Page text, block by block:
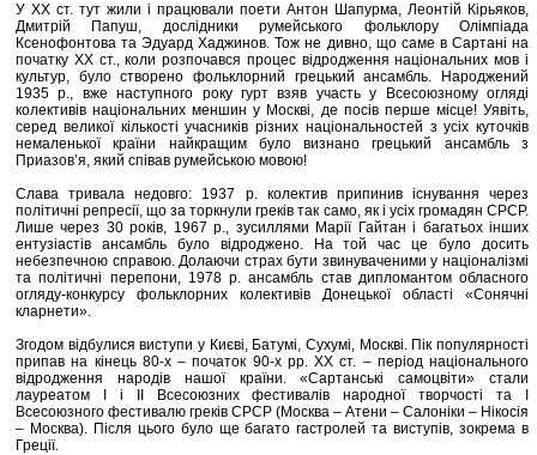
У XX ст. тут жили і працювали поети Антон Шапурма, Леонтій Кірьяков,
Дмитрій Папуш, дослідники румейського фольклору Олімпіада
Ксенофонтова та Эдуард Хаджинов. Тож не дивно, що саме в Сартані на
початку XX ст., коли розпочався процес відродження національних мов і
культур, було створено фольклорний грецький ансамбль. Народжений
1935 р., вже наступного року гурт взяв участь у Всесоюзному огляді
колективів національних меншин у Москві, де посів перше місце! Уявіть,
серед великої кількості учасників різних національностей з усіх куточків
немаленької країни найкращим було визнано грецький ансамбль з
Приазов’я, який співав румейською мовою!
Слава тривала недовго: 1937 р. колектив припинив існування через
політичні репресії, що за торкнули греків так само, як і усіх громадян СРСР.
Лише через 30 років, 1967 р., зусиллями Марії Гайтан і багатьох інших
ентузіастів ансамбль було відроджено. На той час це було досить
небезпечною справою. Долаючи страх бути звинуваченими у націоналізмі
та політичні перепони, 1978 р. ансамбль став дипломантом обласного
огляду-конкурсу фольклорних колективів Донецької області «Сонячні
кларнети».
Згодом відбулися виступи у Києві, Батумі, Сухумі, Москві. Пік популярності
припав на кінець 80-х – початок 90-х рр. XX ст. – період національного
відродження народів нашої країни. «Сартанські самоцвіти» стали
лауреатом I і II Всесоюзних фестивалів народної творчості та I
Всесоюзного фестивалю греків СРСР (Москва – Атени – Салоніки – Нікосія
– Москва). Після цього було ще багато гастролей та виступів, зокрема в
Греції.